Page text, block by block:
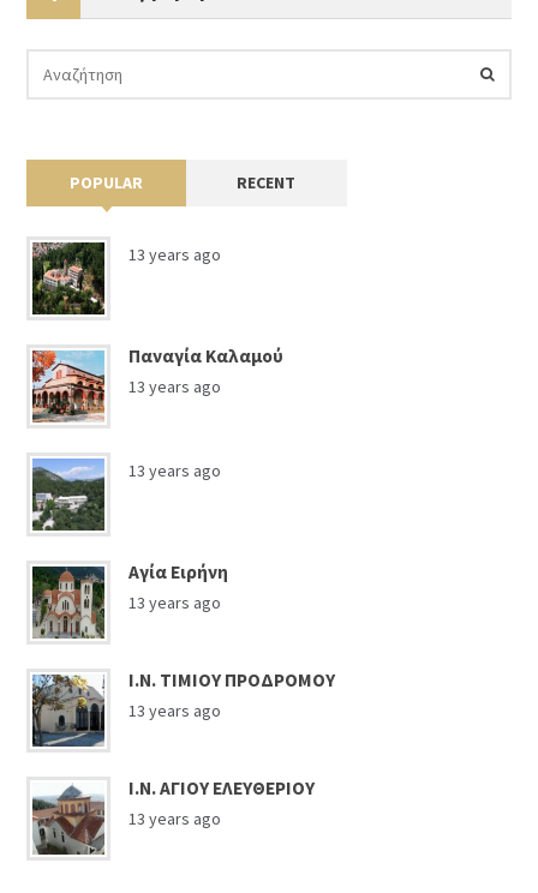
POPULAR RECENT
13 years ago
Παναγία Καλαμού
13 years ago
13 years ago
Αγία Ειρήνη
13 years ago
Ι.Ν. ΤΙΜΙΟΥ ΠΡΟΔΡΟΜΟΥ
13 years ago
Ι.Ν. ΑΓΙΟΥ ΕΛΕΥΘΕΡΙΟΥ
13 years ago